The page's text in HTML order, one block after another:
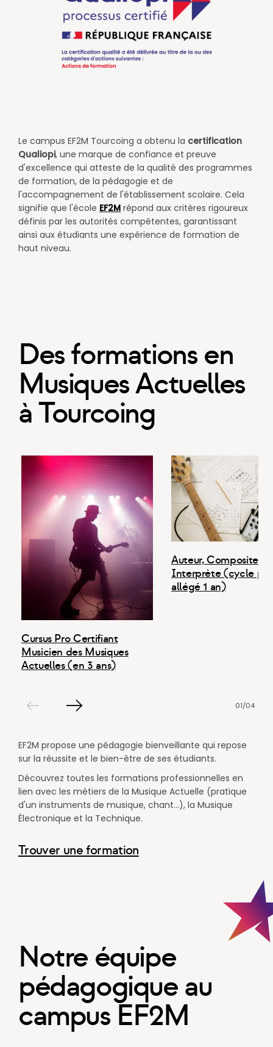
​Le campus EF2M Tourcoing a obtenu la certification
Qualiopi, une marque de confiance et preuve
d'excellence qui atteste de la qualité des programmes
de formation, de la pédagogie et de
l'accompagnement de l'établissement scolaire. Cela
signifie que l'école EF2M répond aux critères rigoureux
définis par les autorités compétentes, garantissant
ainsi aux étudiants une expérience de formation de
haut niveau.​​
Des formations en
Musiques Actuelles
à Tourcoing
EF2M propose une pédagogie bienveillante qui repose
sur la réussite et le bien-être de ses étudiants.
Découvrez toutes les formations professionnelles en
lien avec les métiers de la Musique Actuelle (pratique
d'un instruments de musique, chant...), la Musique
Électronique et la Technique.
Trouver une formation
Cursus Pro Certifiant
Musicien des Musiques
Actuelles (en 3 ans)
Auteur, Compositeur,
Interprète (cycle pro
allégé 1 an)
01/04
Slide
précédent
suivant
Notre équipe
pédagogique au
campus EF2M